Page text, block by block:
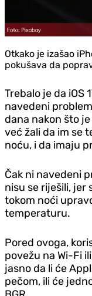
Otkako je izašao
pokušava da
Trebalo je da iOS
navedeni
dana nakon što
već žali da im se
noću, i da imaju
Čak ni navedeni
nisu se riješili, jer
tokom noći
temperaturu.
Pored ovoga,
povežu na Wi-Fi
jasno da li će
pečom, ili će